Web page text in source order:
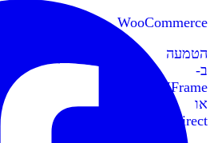
WooCommerce
הטמעה
ב-
IFrame
או
Redirect